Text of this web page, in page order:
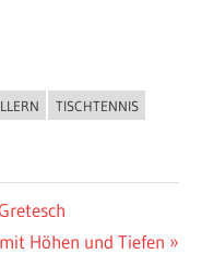
TISCHTENNIS
Höhen und Tiefen